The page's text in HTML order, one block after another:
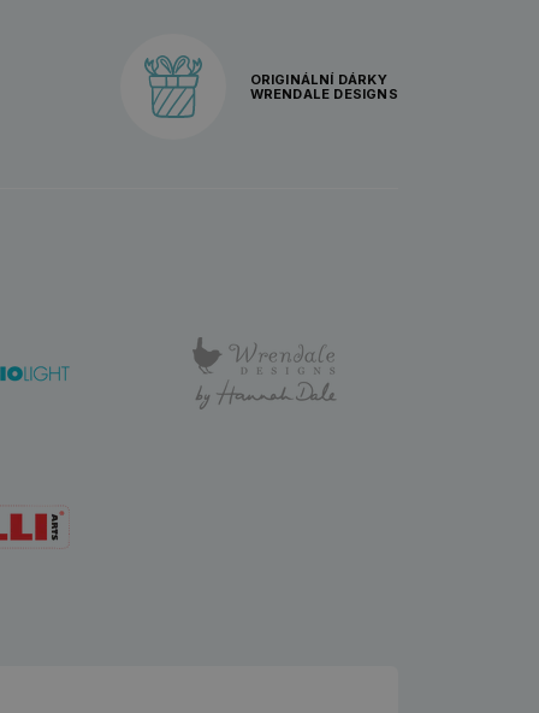
ORIGINÁLNÍ DÁRKY
WRENDALE DESIGNS